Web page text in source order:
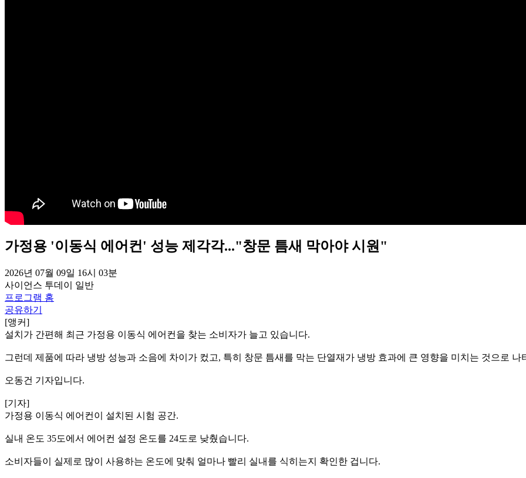
가정용 '이동식 에어컨' 성능 제각각..."창문 틈새 막아야 시원"
2026년 07월 09일 16시 03분
사이언스 투데이
일반
프로그램 홈
공유하기
[앵커]
설치가 간편해 최근 가정용 이동식 에어컨을 찾는 소비자가 늘고 있습니다.
그런데 제품에 따라 냉방 성능과 소음에 차이가 컸고, 특히 창문 틈새를 막는 단열재가 냉방 효과에 큰 영향을 미치는 것으로 나
오동건 기자입니다.
[기자]
가정용 이동식 에어컨이 설치된 시험 공간.
실내 온도 35도에서 에어컨 설정 온도를 24도로 낮췄습니다.
소비자들이 실제로 많이 사용하는 온도에 맞춰 얼마나 빨리 실내를 식히는지 확인한 겁니다.